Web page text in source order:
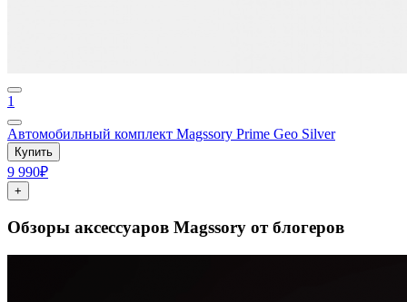
1
Автомобильный комплект Magssory Prime Geo Silver
Купить
9 990₽
+
Обзоры аксессуаров Magssory от блогеров